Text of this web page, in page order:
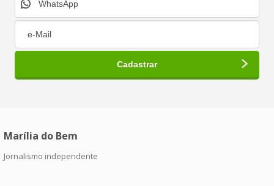
Marília do Bem
Jornalismo independente